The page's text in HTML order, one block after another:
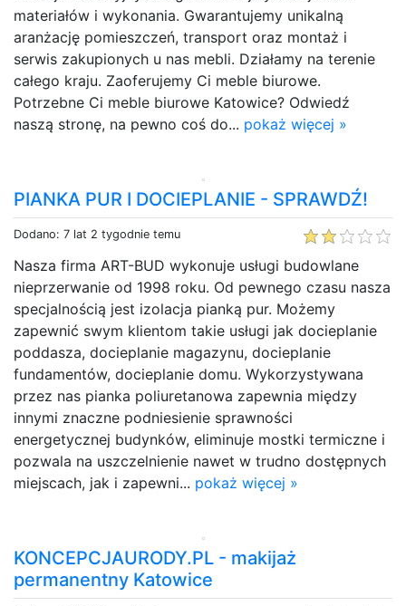
materiałów i wykonania. Gwarantujemy unikalną
aranżację pomieszczeń, transport oraz montaż i
serwis zakupionych u nas mebli. Działamy na terenie
całego kraju. Zaoferujemy Ci meble biurowe.
Potrzebne Ci meble biurowe Katowice? Odwiedź
naszą stronę, na pewno coś do... pokaż więcej »
PIANKA PUR I DOCIEPLANIE - SPRAWDŹ!
Dodano: 7 lat 2 tygodnie temu
Nasza firma ART-BUD wykonuje usługi budowlane
nieprzerwanie od 1998 roku. Od pewnego czasu nasza
specjalnością jest izolacja pianką pur. Możemy
zapewnić swym klientom takie usługi jak docieplanie
poddasza, docieplanie magazynu, docieplanie
fundamentów, docieplanie domu. Wykorzystywana
przez nas pianka poliuretanowa zapewnia między
innymi znaczne podniesienie sprawności
energetycznej budynków, eliminuje mostki termiczne i
pozwala na uszczelnienie nawet w trudno dostępnych
miejscach, jak i zapewni... pokaż więcej »
KONCEPCJAURODY.PL - makijaż
permanentny Katowice